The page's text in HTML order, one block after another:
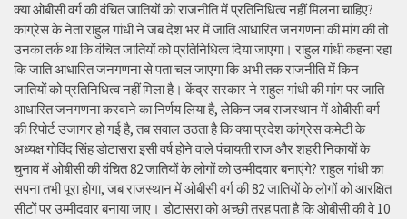
क्या ओबीसी वर्ग की वंचित जातियों को राजनीति में प्रतिनिधित्व नहीं मिलना चाहिए?
कांग्रेस के नेता राहुल गांधी ने जब देश भर में जाति आधारित जनगणना की मांग की तो
उनका तर्क था कि वंचित जातियों को प्रतिनिधित्व दिया जाएगा। राहुल गांधी कहना रहा
कि जाति आधारित जनगणना से पता चल जाएगा कि अभी तक राजनीति में किन
जातियों को प्रतिनिधित्व नहीं मिला है। केंद्र सरकार ने राहुल गांधी की मांग पर जाति
आधारित जनगणना करवाने का निर्णय लिया है, लेकिन जब राजस्थान में ओबीसी वर्ग
की रिपोर्ट उजागर हो गई है, तब सवाल उठता है कि क्या प्रदेश कांग्रेस कमेटी के
अध्यक्ष गोविंद सिंह डोटासरा इसी वर्ष होने वाले पंचायती राज और शहरी निकायों के
चुनाव में ओबीसी की वंचित 82 जातियों के लोगों को उम्मीदवार बनाएंगे? राहुल गांधी का
सपना तभी पूरा होगा, जब राजस्थान में ओबीसी वर्ग की 82 जातियों के लोगों को आरक्षित
सीटों पर उम्मीदवार बनाया जाए। डोटासरा को अच्छी तरह पता है कि ओबीसी की वे 10